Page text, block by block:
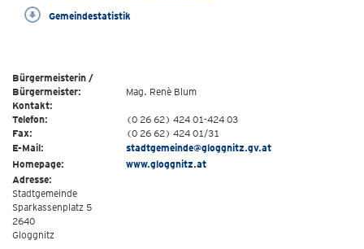
Gemeindestatistik
Bürgermeisterin /
Bürgermeister:
Mag. Renè Blum
Kontakt:
Telefon:
(0 26 62) 424 01-424 03
Fax:
(0 26 62) 424 01/31
E-Mail:
stadtgemeinde@gloggnitz.gv.at
Homepage:
www.gloggnitz.at
Adresse:
Stadtgemeinde
Sparkassenplatz 5
2640
Gloggnitz